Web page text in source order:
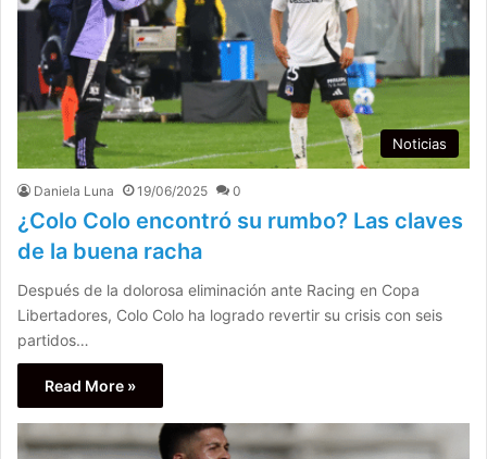
Noticias
Daniela Luna 19/06/2025 0
¿Colo Colo encontró su rumbo? Las claves
de la buena racha
Después de la dolorosa eliminación ante Racing en Copa
Libertadores, Colo Colo ha logrado revertir su crisis con seis
partidos…
Read More »